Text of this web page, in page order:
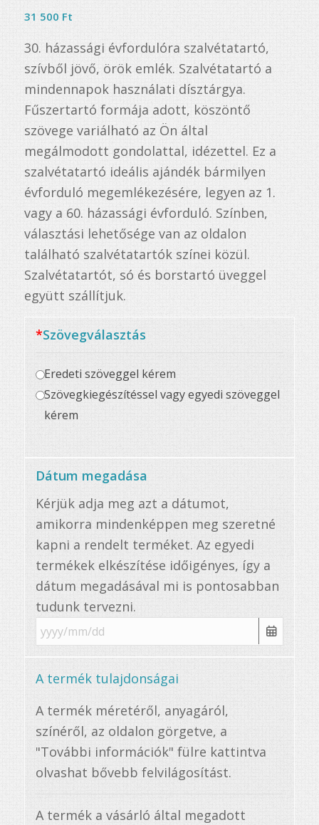
31 500 Ft
30. házassági évfordulóra szalvétatartó,
szívből jövő, örök emlék. Szalvétatartó a
mindennapok használati dísztárgya.
Fűszertartó formája adott, köszöntő
szövege variálható az Ön által
megálmodott gondolattal, idézettel. Ez a
szalvétatartó ideális ajándék bármilyen
évforduló megemlékezésére, legyen az 1.
vagy a 60. házassági évforduló. Színben,
választási lehetősége van az oldalon
található szalvétatartók színei közül.
Szalvétatartót, só és borstartó üveggel
együtt szállítjuk.
*Szövegválasztás
Eredeti szöveggel kérem
Szövegkiegészítéssel vagy egyedi szöveggel
kérem
Dátum megadása
Kérjük adja meg azt a dátumot,
amikorra mindenképpen meg szeretné
kapni a rendelt terméket. Az egyedi
termékek elkészítése időigényes, így a
dátum megadásával mi is pontosabban
tudunk tervezni.
A termék tulajdonságai
A termék méretéről, anyagáról,
színéről, az oldalon görgetve, a
"További információk" fülre kattintva
olvashat bővebb felvilágosítást.
A termék a vásárló által megadott